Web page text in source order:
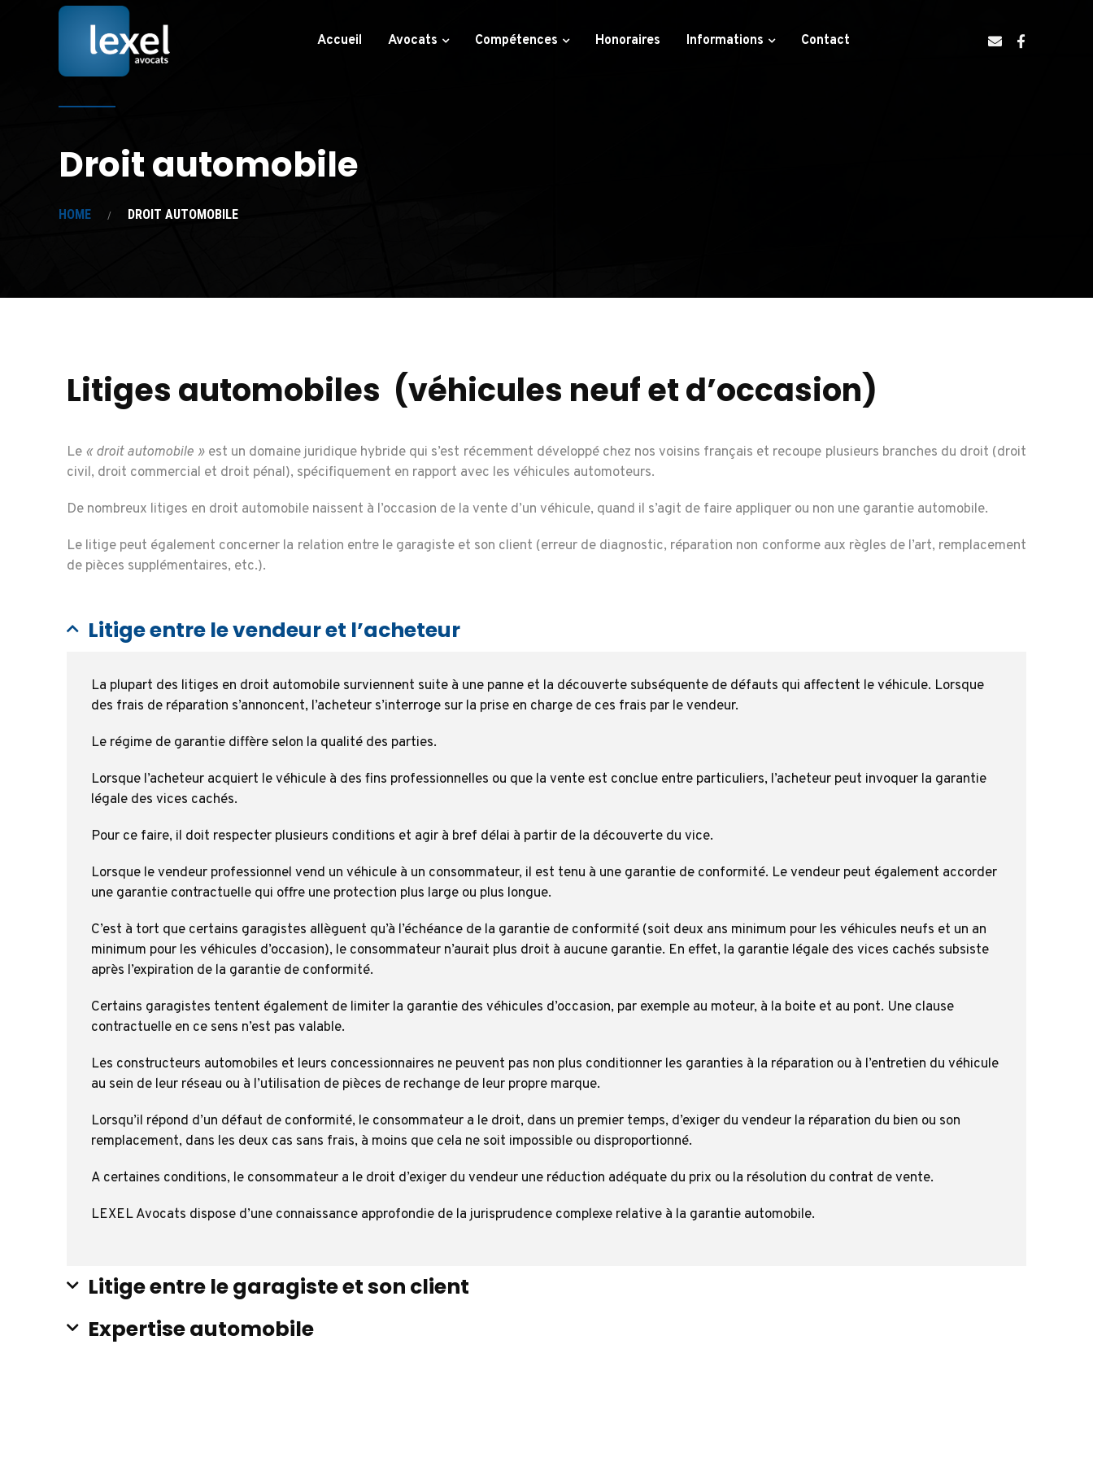
Accueil Avocats Compétences Honoraires Informations Contact
Droit automobile
HOME DROIT AUTOMOBILE
Litiges automobiles (véhicules neuf et d’occasion)
Le « droit automobile »est un domaine juridique hybride qui s’est récemment développé chez nos voisins français et recoupe plusieurs branches du droit (droit
civil, droit commercial et droit pénal), spécifiquement en rapport avec les véhicules automoteurs.
De nombreux litiges en droit automobile naissent à l’occasion de la vente d’un véhicule, quand il s’agit de faire appliquer ou non une garantie automobile.
Le litige peut également concerner la relation entre le garagiste et son client (erreur de diagnostic, réparation non conforme aux règles de l’art, remplacement
de pièces supplémentaires, etc.).
Litige entre le vendeur et l’acheteur
La plupart des litiges en droit automobile surviennent suite à une panne et la découverte subséquente de défauts qui affectent le véhicule. Lorsque
des frais de réparation s’annoncent, l’acheteur s’interroge sur la prise en charge de ces frais par le vendeur.
Le régime de garantie diffère selon la qualité des parties.
Lorsque l’acheteur acquiert le véhicule à des fins professionnelles ou que la vente est conclue entre particuliers, l’acheteur peut invoquer la garantie
légale des vices cachés.
Pour ce faire, il doit respecter plusieurs conditions et agir à bref délai à partir de la découverte du vice.
Lorsque le vendeur professionnel vend un véhicule à un consommateur, il est tenu à une garantie de conformité. Le vendeur peut également accorder
une garantie contractuelle qui offre une protection plus large ou plus longue.
C’est à tort que certains garagistes allèguent qu’à l’échéance de la garantie de conformité (soit deux ans minimum pour les véhicules neufs et un an
minimum pour les véhicules d’occasion), le consommateur n’aurait plus droit à aucune garantie. En effet, la garantie légale des vices cachés subsiste
après l’expiration de la garantie de conformité.
Certains garagistes tentent également de limiter la garantie des véhicules d’occasion, par exemple au moteur, à la boite et au pont. Une clause
contractuelle en ce sens n’est pas valable.
Les constructeurs automobiles et leurs concessionnaires ne peuvent pas non plus conditionner les garanties à la réparation ou à l’entretien du véhicule
au sein de leur réseau ou à l’utilisation de pièces de rechange de leur propre marque.
Lorsqu’il répond d’un défaut de conformité, le consommateur a le droit, dans un premier temps, d’exiger du vendeur la réparation du bien ou son
remplacement, dans les deux cas sans frais, à moins que cela ne soit impossible ou disproportionné.
A certaines conditions, le consommateur a le droit d’exiger du vendeur une réduction adéquate du prix ou la résolution du contrat de vente.
LEXEL Avocats dispose d’une connaissance approfondie de la jurisprudence complexe relative à la garantie automobile.
Litige entre le garagiste et son client
Expertise automobile